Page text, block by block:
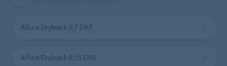
Allura Dryback 0,7 DR7
Allura Dryback 0,55 DR5